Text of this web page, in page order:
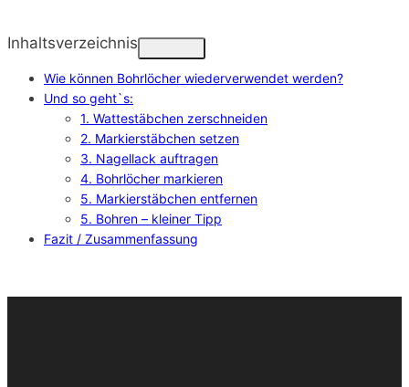
Inhaltsverzeichnis
Wie können Bohrlöcher wiederverwendet werden?
Und so geht`s:
1. Wattestäbchen zerschneiden
2. Markierstäbchen setzen
3. Nagellack auftragen
4. Bohrlöcher markieren
5. Markierstäbchen entfernen
5. Bohren – kleiner Tipp
Fazit / Zusammenfassung